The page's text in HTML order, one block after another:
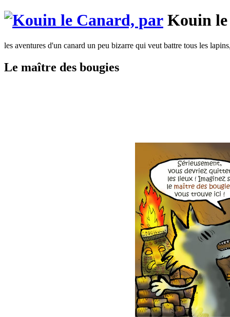
Kouin
les aventures d'un canard un peu bizarre qui veut battre tous les
Le maître des bougies